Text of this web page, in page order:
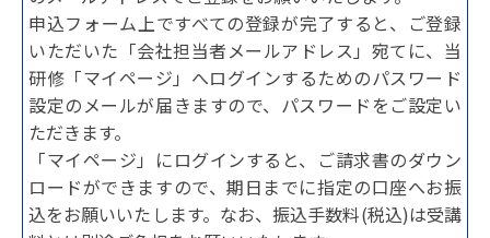
申込フォーム上ですべての登録が完了すると、ご登録
いただいた「会社担当者メールアドレス」宛てに、当
研修「マイページ」へログインするためのパスワード
設定のメールが届きますので、パスワードをご設定い
ただきます。
「マイページ」にログインすると、ご請求書のダウン
ロードができますので、期日までに指定の口座へお振
込をお願いいたします。なお、振込手数料(税込)は受講